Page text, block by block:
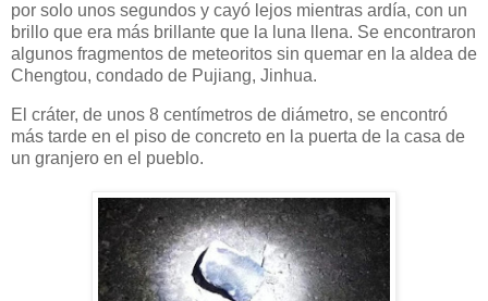
por solo unos segundos y cayó lejos mientras ardía, con un
brillo que era más brillante que la luna llena. Se encontraron
algunos fragmentos de meteoritos sin quemar en la aldea de
Chengtou, condado de Pujiang, Jinhua.
El cráter, de unos 8 centímetros de diámetro, se encontró
más tarde en el piso de concreto en la puerta de la casa de
un granjero en el pueblo.